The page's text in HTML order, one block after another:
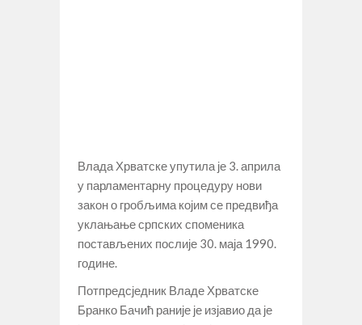
Влада Хрватске упутила је 3. априла
у парламентарну процедуру нови
закон о гробљима којим се предвиђа
уклањање српских споменика
постављених послије 30. маја 1990.
године.
Потпредсједник Владе Хрватске
Бранко Бачић раније је изјавио да је